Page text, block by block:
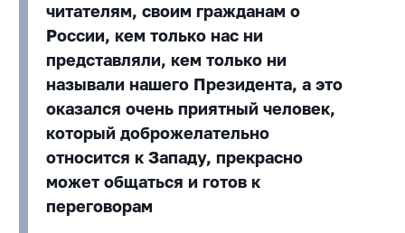
читателям, своим гражданам о
России, кем только нас ни
представляли, кем только ни
называли нашего Президента, а это
оказался очень приятный человек,
который доброжелательно
относится к Западу, прекрасно
может общаться и готов к
переговорам